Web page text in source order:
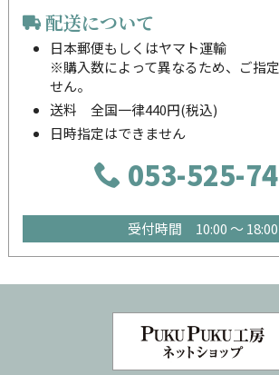
配送について
日本郵便もしくはヤマト運輸
※購入数によって異なるため、ご指
せん。
送料 全国一律440円(税込)
日時指定はできません
053-525-
受付時間 10:00 ～ 18:00